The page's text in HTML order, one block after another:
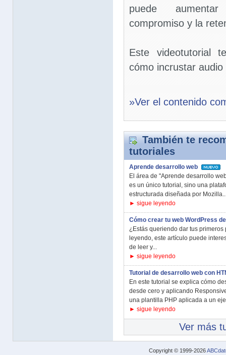
puede
compromiso y la
Este videotutorial
cómo incrustar
»Ver el contenido
También te
tutoriales
Aprende desarrollo web
El área de "Aprende desarrollo
es un único tutorial, sino una
estructurada diseñada por
► sigue leyendo
Cómo crear tu web WordPress
¿Estás queriendo dar tus
leyendo, este artículo puede
de leer y...
► sigue leyendo
Tutorial de desarrollo web con
En este tutorial se explica cómo
desde cero y aplicando
una plantilla PHP aplicada a un
► sigue leyendo
Ver más
Copyright © 1999-2026